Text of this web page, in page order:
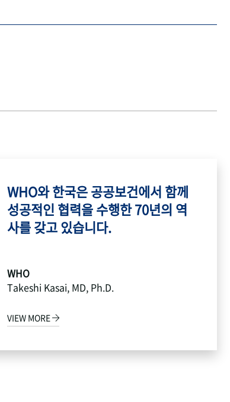
WHO와 한국은 공공보건에서 함께
성공적인 협력을 수행한 70년의 역
사를 갖고 있습니다.
WHO
Takeshi Kasai, MD, Ph.D.
VIEW MORE